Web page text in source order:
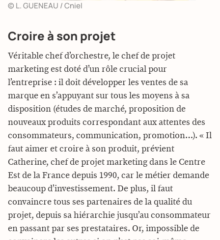
© L. GUENEAU / Cniel
Croire à son projet
Véritable chef d’orchestre, le chef de projet
marketing est doté d’un rôle crucial pour
l’entreprise : il doit développer les ventes de sa
marque en s’appuyant sur tous les moyens à sa
disposition (études de marché, proposition de
nouveaux produits correspondant aux attentes des
consommateurs, communication, promotion…). « Il
faut aimer et croire à son produit, prévient
Catherine, chef de projet marketing dans le Centre
Est de la France depuis 1990, car le métier demande
beaucoup d’investissement. De plus, il faut
convaincre tous ses partenaires de la qualité du
projet, depuis sa hiérarchie jusqu’au consommateur
en passant par ses prestataires. Or, impossible de